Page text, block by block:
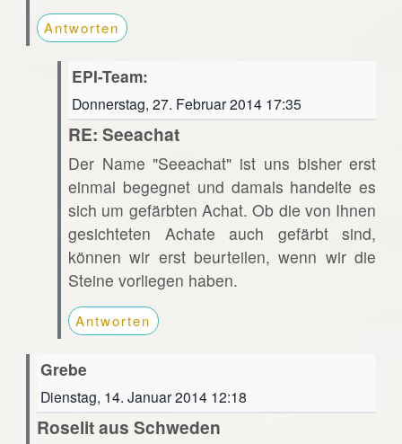
Antworten
EPI-Team:
Donnerstag, 27. Februar 2014 17:35
RE: Seeachat
Der Name "Seeachat" ist uns bisher erst
einmal begegnet und damals handelte es
sich um gefärbten Achat. Ob die von Ihnen
gesichteten Achate auch gefärbt sind,
können wir erst beurteilen, wenn wir die
Steine vorliegen haben.
Antworten
Grebe
Dienstag, 14. Januar 2014 12:18
Roselit aus Schweden